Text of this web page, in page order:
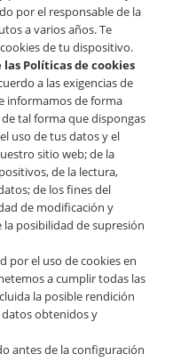
por el responsable de la
a varios años. Te
de tu dispositivo.
Políticas de cookies
a las exigencias de
informamos de forma
tal forma que dispongas
uso de tus datos y el
sitio web; de la
de la lectura,
de los fines del
de modificación y
posibilidad de supresión
por el uso de cookies en
a cumplir todas las
la posible rendición
obtenidos y
antes de la configuración